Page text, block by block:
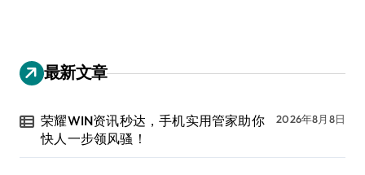
最新文章
荣耀WIN资讯秒达，手机实用管家助你
快人一步领风骚！
2026年8月8日